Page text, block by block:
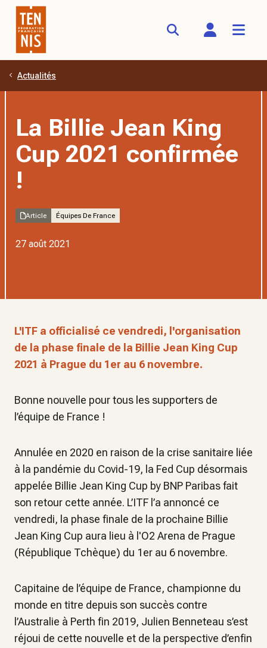
Aller au contenu principal
Actualités
La Billie Jean King
Cup 2021 confirmée
!
Article Équipes De France
27 août 2021
L'ITF a officialisé ce vendredi, l'organisation
de la phase finale de la Billie Jean King Cup
2021 à Prague du 1er au 6 novembre.
Bonne nouvelle pour tous les supporters de
l’équipe de France !
Annulée en 2020 en raison de la crise sanitaire liée
à la pandémie du Covid-19, la Fed Cup désormais
appelée Billie Jean King Cup by BNP Paribas fait
son retour cette année. L’ITF l’a annoncé ce
vendredi, la phase finale de la prochaine Billie
Jean King Cup aura lieu à l'O2 Arena de Prague
(République Tchèque) du 1er au 6 novembre.
Capitaine de l’équipe de France, championne du
monde en titre depuis son succès contre
l’Australie à Perth fin 2019, Julien Benneteau s’est
réjoui de cette nouvelle et de la perspective d’enfin